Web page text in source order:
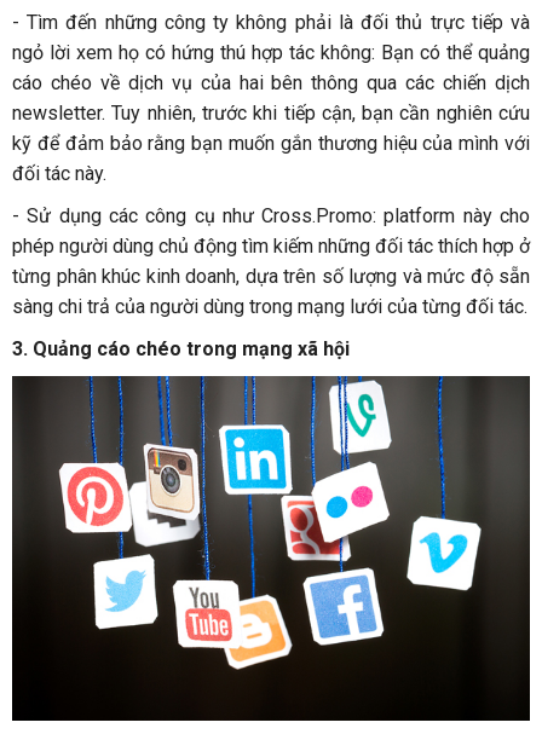
- Tìm đến những công ty không phải là đối thủ trực tiếp và
ngỏ lời xem họ có hứng thú hợp tác không: Bạn có thể quảng
cáo chéo về dịch vụ của hai bên thông qua các chiến dịch
newsletter. Tuy nhiên, trước khi tiếp cận, bạn cần nghiên cứu
kỹ để đảm bảo rằng bạn muốn gắn thương hiệu của mình với
đối tác này.
- Sử dụng các công cụ như Cross.Promo: platform này cho
phép người dùng chủ động tìm kiếm những đối tác thích hợp ở
từng phân khúc kinh doanh, dựa trên số lượng và mức độ sẵn
sàng chi trả của người dùng trong mạng lưới của từng đối tác.
3. Quảng cáo chéo trong mạng xã hội